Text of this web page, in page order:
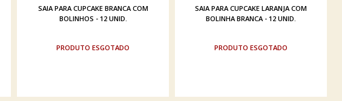
SAIA PARA CUPCAKE BRANCA COM
BOLINHOS - 12 UNID.
ESGOTADO
SAIA PARA CUPCAKE LARANJA COM
BOLINHA BRANCA - 12 UNID.
ESGOTADO